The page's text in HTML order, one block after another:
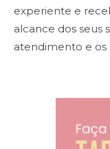
experiente e
alcance dos seus
atendimento e os